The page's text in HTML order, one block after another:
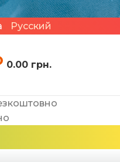
Русский
0.00 грн.